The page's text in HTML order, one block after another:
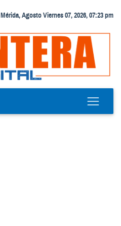
Mérida, Agosto Viernes 07, 2026, 07:23 pm